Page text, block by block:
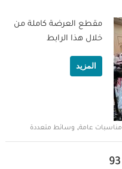
مقطع العرضة كاملة من
خلال هذا الرابط
المزيد
مناسبات عامة, وسائط متعددة